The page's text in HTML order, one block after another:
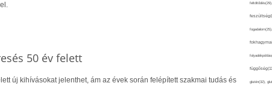
50 év felett
új kihívásokat jelenthet, ám az évek során felépített szakmai tudás és
feltöltődés(29),
fogadalom(25),
glutén(32),